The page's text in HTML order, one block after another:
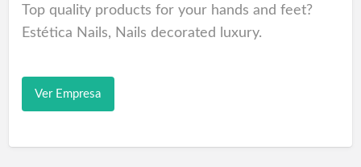
Top quality products for your hands and feet?
Estética Nails, Nails decorated luxury.
tratamientos de parafina.
belleza Las Palmas para el cuidado de las manos
Ver Empresa